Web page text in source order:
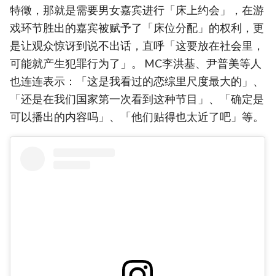
特徵，那就是需要男女嘉宾进行「床上约会」，在游
戏环节胜出的嘉宾被赋予了「床位分配」的权利，更
是让观众惊讶到说不出话，直呼「这要放在社会里，
可能就产生犯罪行为了」。 MC李洪基、尹普美等人
也连连表示：「这是我看过的恋综里尺度最大的」、
「还是在我们国家第一次看到这种节目」、「确定是
可以播出的内容吗」、「他们贴得也太近了吧」等。